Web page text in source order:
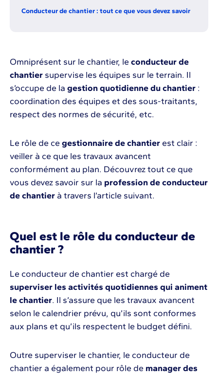
Conducteur de chantier : tout ce que vous devez savoir
Omniprésent sur le chantier, le conducteur de
chantier supervise les équipes sur le terrain. Il
s’occupe de la gestion quotidienne du chantier :
coordination des équipes et des sous-traitants,
respect des normes de sécurité, etc.
Le rôle de ce gestionnaire de chantier est clair :
veiller à ce que les travaux avancent
conformément au plan. Découvrez tout ce que
vous devez savoir sur la profession de conducteur
de chantier à travers l’article suivant.
Quel est le rôle du conducteur de
chantier ?
Le conducteur de chantier est chargé de
superviser les activités quotidiennes qui animent
le chantier. Il s’assure que les travaux avancent
selon le calendrier prévu, qu’ils sont conformes
aux plans et qu’ils respectent le budget défini.
Outre superviser le chantier, le conducteur de
chantier a également pour rôle de manager des